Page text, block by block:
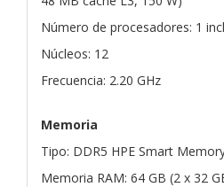
Número de procesadores: 1
Núcleos: 12
Frecuencia: 2.20 GHz
Memoria
Tipo: DDR5 HPE Smart
Memoria RAM: 64 GB (2 x 32